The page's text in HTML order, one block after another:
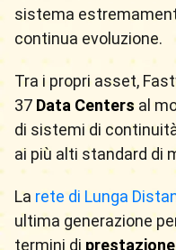
sistema
continua evoluzione.
Tra i propri asset,
37 Data Centers al
di sistemi di
ai più alti standard di
La rete di Lunga
ultima generazione
termini di